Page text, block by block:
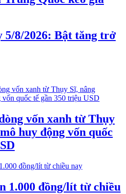
5/8/2026: Bật tăng trở
vốn xanh từ Thụy
huy động vốn quốc
1.000 đồng/lít từ chiều